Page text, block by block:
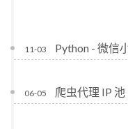
11-03 Python - 微信
06-05 爬虫代理 IP 池